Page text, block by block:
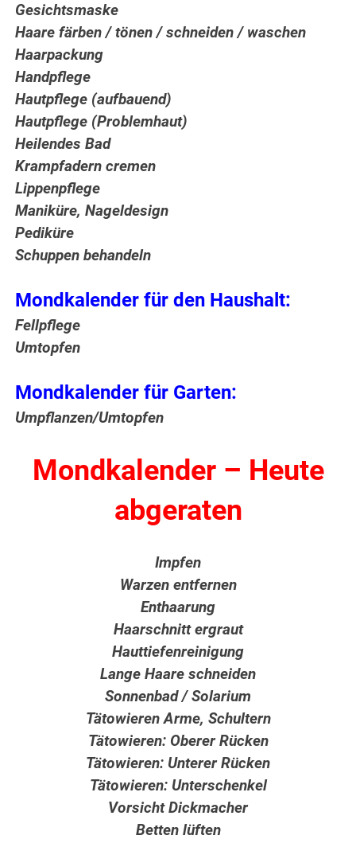
Gesichtsmaske
Haare färben / tönen / schneiden / waschen
Haarpackung
Handpflege
Hautpflege (aufbauend)
Hautpflege (Problemhaut)
Heilendes Bad
Krampfadern cremen
Lippenpflege
Maniküre, Nageldesign
Pediküre
Schuppen behandeln
Mondkalender für den Haushalt:
Fellpflege
Umtopfen
Mondkalender für Garten:
Umpflanzen/Umtopfen
Mondkalender – Heute
abgeraten
Impfen
Warzen entfernen
Enthaarung
Haarschnitt ergraut
Hauttiefenreinigung
Lange Haare schneiden
Sonnenbad / Solarium
Tätowieren Arme, Schultern
Tätowieren: Oberer Rücken
Tätowieren: Unterer Rücken
Tätowieren: Unterschenkel
Vorsicht Dickmacher
Betten lüften